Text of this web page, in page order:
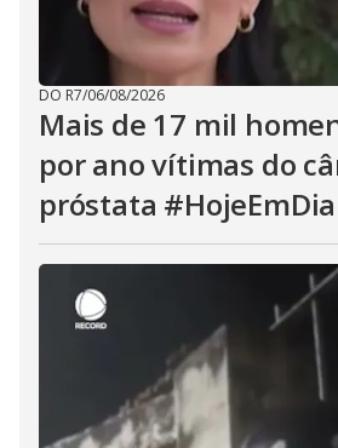
DO R7/06/08/2026
Mais de 17 mil
por ano vítimas do
próstata